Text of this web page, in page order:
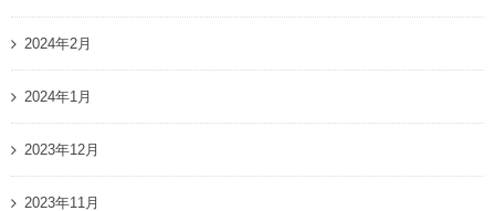
2024年2月
2024年1月
2023年12月
2023年11月